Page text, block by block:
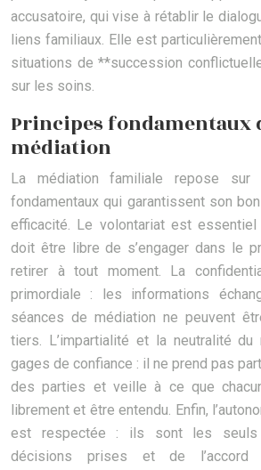
accusatoire, qui vise à rétablir le
liens familiaux. Elle est
situations de **succession
sur les soins.
Principes fondamentaux
médiation
La médiation familiale repose sur
fondamentaux qui garantissent son
efficacité. Le volontariat est essentiel
doit être libre de s’engager dans le
retirer à tout moment. La
primordiale : les informations
séances de médiation ne peuvent
tiers. L’impartialité et la neutralité
gages de confiance : il ne prend pas
des parties et veille à ce que
librement et être entendu. Enfin,
est respectée : ils sont les seuls
décisions prises et de l’accord